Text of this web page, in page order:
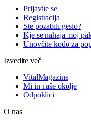
Prijavite se
Registracija
Ste pozabili geslo?
Kje se nahaja moj
Unovčite kodo za
Izvedite več
VitalMagazine
Mi in naše okolje
Odpoklici
O nas